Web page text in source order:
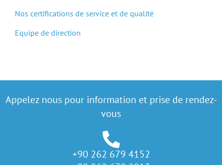
Nos certifications de service et de qualité
Equipe de direction
Appelez nous pour information et prise de rendez-
vous
+90 262 679 4152